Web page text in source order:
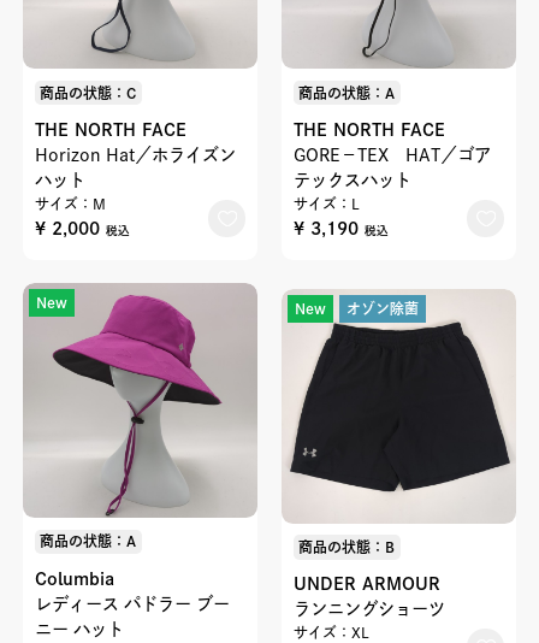
商品の状態：C
THE NORTH FACE
Horizon Hat／ホライズン
ハット
サイズ：M
¥ 2,000 税込
商品の状態：A
THE NORTH FACE
GORE－TEX HAT／ゴア
テックスハット
サイズ：L
¥ 3,190 税込
New
商品の状態：A
Columbia
レディース パドラー ブー
ニー ハット
New オゾン除菌
商品の状態：B
UNDER ARMOUR
ランニングショーツ
サイズ：XL